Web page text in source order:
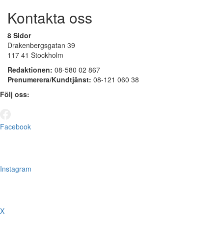
Kontakta oss
8 Sidor
Drakenbergsgatan 39
117 41 Stockholm
Redaktionen: 08-580 02 867
Prenumerera/Kundtjänst: 08-121 060 38
Följ oss:
Facebook
Instagram
X